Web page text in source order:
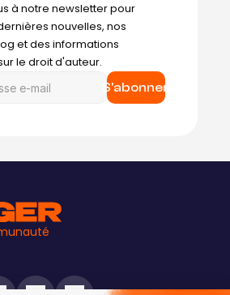
à notre newsletter pour
nouvelles, nos
et des informations
le droit d'auteur.
S'abonner